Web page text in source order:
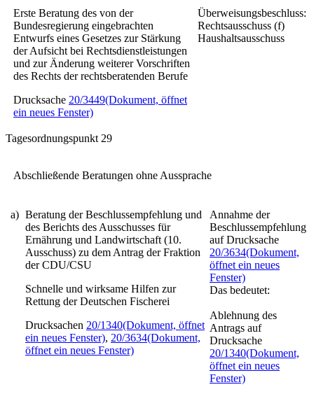
Erste Beratung des von der
Bundesregierung eingebrachten
Entwurfs eines Gesetzes zur Stärkung
der Aufsicht bei Rechtsdienstleistungen
und zur Änderung weiterer Vorschriften
des Rechts der rechtsberatenden Berufe
Drucksache 20/3449(Dokument, öffnet
ein neues Fenster)
Überweisungsbeschluss:
Rechtsausschuss (f)
Haushaltsausschuss
Tagesordnungspunkt 29
Abschließende Beratungen ohne Aussprache
a) Beratung der Beschlussempfehlung und
des Berichts des Ausschusses für
Ernährung und Landwirtschaft (10.
Ausschuss) zu dem Antrag der Fraktion
der CDU/CSU
Schnelle und wirksame Hilfen zur
Rettung der Deutschen Fischerei
Drucksachen 20/1340(Dokument, öffnet
ein neues Fenster), 20/3634(Dokument,
öffnet ein neues Fenster)
Annahme der
Beschlussempfehlung
auf Drucksache
20/3634(Dokument,
öffnet ein neues
Fenster)
Das bedeutet:
Ablehnung des
Antrags auf
Drucksache
20/1340(Dokument,
öffnet ein neues
Fenster)